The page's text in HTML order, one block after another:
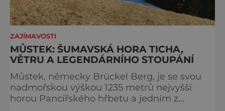
ZAJÍMAVOSTI
MŮSTEK: ŠUMAVSKÁ HORA TICHA,
VĚTRU A LEGENDÁRNÍHO STOUPÁNÍ
Můstek, německy Brückel Berg, je se svou
nadmořskou výškou 1235 metrů nejvyšší
horou Pancířského hřbetu a jedním z